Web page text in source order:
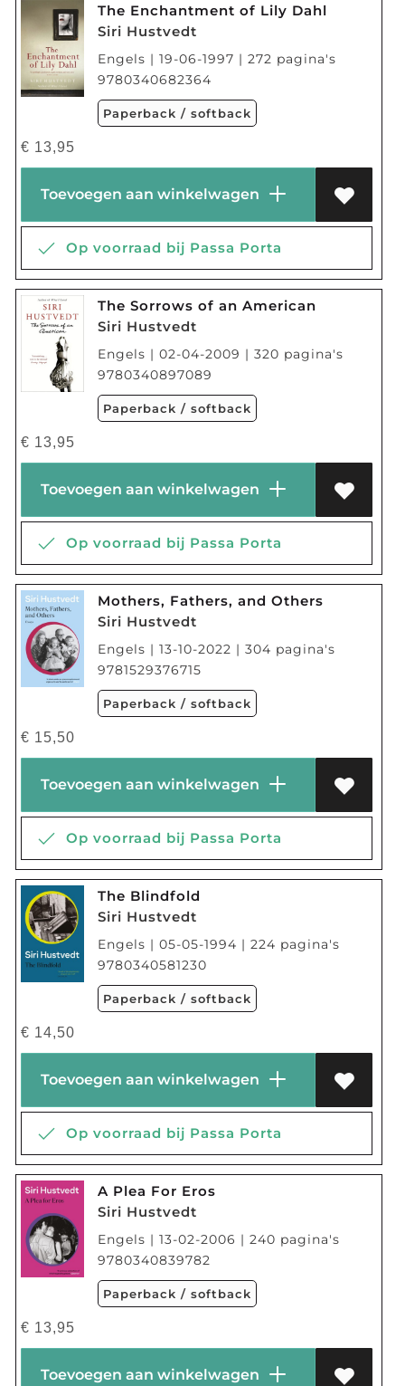
The Enchantment of Lily Dahl
Siri Hustvedt
Engels | 19-06-1997 | 272 pagina's
9780340682364
Paperback / softback
€ 13,95
Toevoegen aan winkelwagen
Op voorraad bij Passa Porta
The Sorrows of an American
Siri Hustvedt
Engels | 02-04-2009 | 320 pagina's
9780340897089
Paperback / softback
€ 13,95
Toevoegen aan winkelwagen
Op voorraad bij Passa Porta
Mothers, Fathers, and Others
Siri Hustvedt
Engels | 13-10-2022 | 304 pagina's
9781529376715
Paperback / softback
€ 15,50
Toevoegen aan winkelwagen
Op voorraad bij Passa Porta
The Blindfold
Siri Hustvedt
Engels | 05-05-1994 | 224 pagina's
9780340581230
Paperback / softback
€ 14,50
Toevoegen aan winkelwagen
Op voorraad bij Passa Porta
A Plea For Eros
Siri Hustvedt
Engels | 13-02-2006 | 240 pagina's
9780340839782
Paperback / softback
€ 13,95
Toevoegen aan winkelwagen